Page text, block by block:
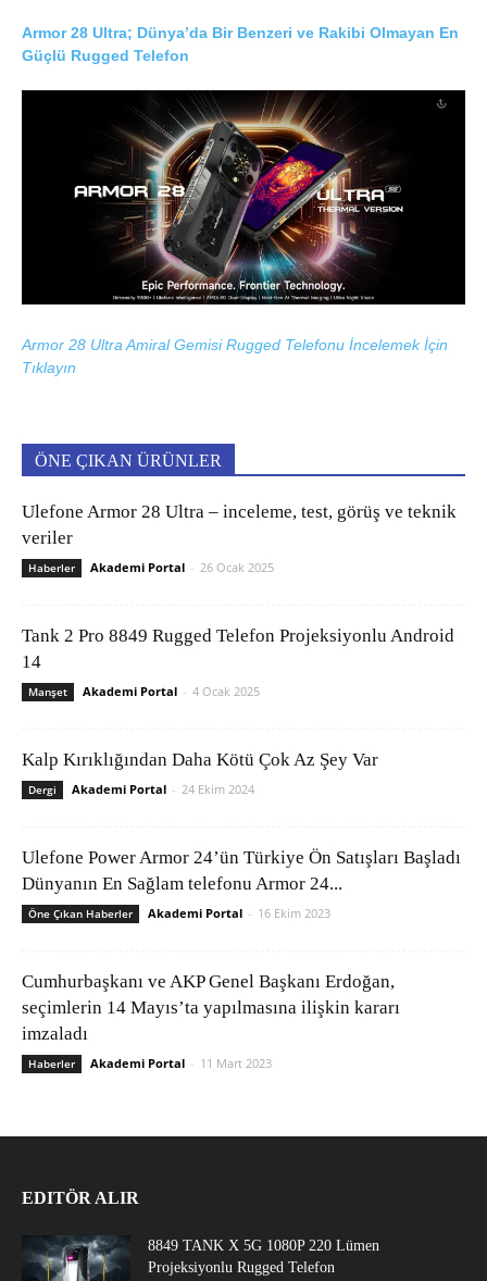
Armor 28 Ultra; Dünya’da Bir Benzeri ve Rakibi Olmayan En
Güçlü Rugged Telefon
Armor 28 Ultra Amiral Gemisi Rugged Telefonu İncelemek İçin
Tıklayın
ÖNE ÇIKAN ÜRÜNLER
Ulefone Armor 28 Ultra – inceleme, test, görüş ve teknik
veriler
Haberler Akademi Portal - 26 Ocak 2025
Tank 2 Pro 8849 Rugged Telefon Projeksiyonlu Android
14
Manşet Akademi Portal - 4 Ocak 2025
Kalp Kırıklığından Daha Kötü Çok Az Şey Var
Dergi Akademi Portal - 24 Ekim 2024
Ulefone Power Armor 24’ün Türkiye Ön Satışları Başladı
Dünyanın En Sağlam telefonu Armor 24...
Öne Çıkan Haberler Akademi Portal - 16 Ekim 2023
Cumhurbaşkanı ve AKP Genel Başkanı Erdoğan,
seçimlerin 14 Mayıs’ta yapılmasına ilişkin kararı
imzaladı
Haberler Akademi Portal - 11 Mart 2023
EDITÖR ALIR
8849 TANK X 5G 1080P 220 Lümen
Projeksiyonlu Rugged Telefon